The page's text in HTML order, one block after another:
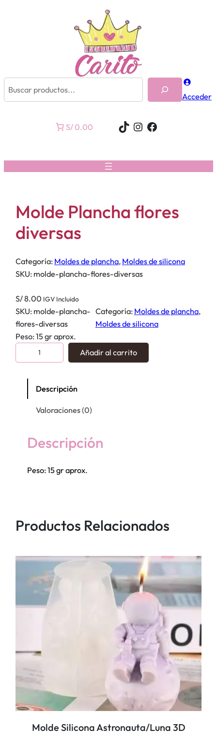
Acceder
S/ 0.00 TikTok
Instagram
Facebook
Molde Plancha flores
diversas
Categoría: Moldes de plancha, Moldes de silicona
SKU: molde-plancha-flores-diversas
S/8.00 IGV Incluido
SKU: molde-plancha-
flores-diversas
Categoría: Moldes de plancha ,
Moldes de silicona
Peso: 15 gr aprox.
o
o
s
a
c
a
n
t
Añadir al carrito
Descripción
Valoraciones (0)
Descripción
Peso: 15 gr aprox.
Productos Relacionados
Molde Silicona Astronauta/Luna 3D